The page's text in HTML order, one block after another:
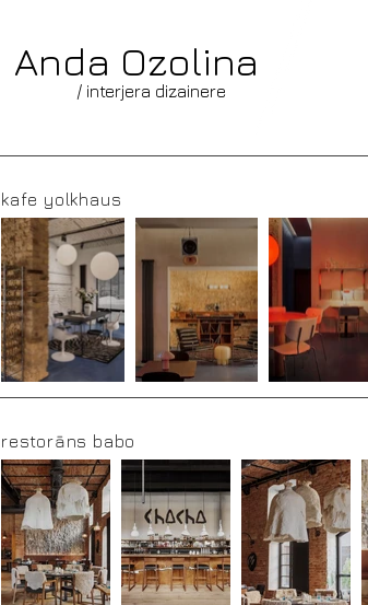
Anda Ozolina
/ interjera dizainere
kafe yolkhaus
restorāns babo